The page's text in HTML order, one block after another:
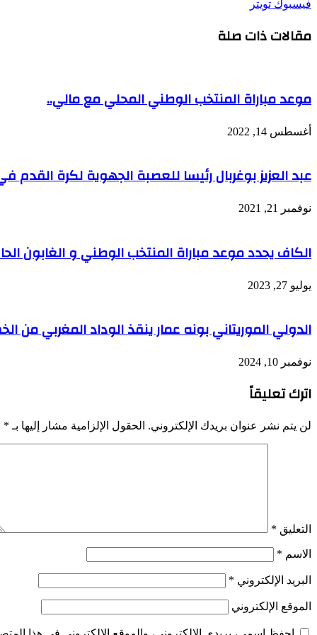
فيسبوك تويتر
البريد
مقالات ذات صلة
موعد مباراة المنتخب الوطني المحلي مع مالي..
أغسطس 14, 2022
عبد العزيز بوغربال رئيسا للعصبة الجهوية لكرة القدم
نوفمبر 21, 2021
الكاف يحدد موعد مباراة المنتخب الوطني و الغابون
يوليو 27, 2023
الدولي الموريتاني بونه عمار ينقذ الوداد المغربي من
نوفمبر 10, 2024
اترك تعليقاً
لن يتم نشر عنوان بريدك الإلكتروني. الحقول الإلزامية مشار إليها بـ *
التعليق *
الاسم *
البريد الإلكتروني *
الموقع الإلكتروني